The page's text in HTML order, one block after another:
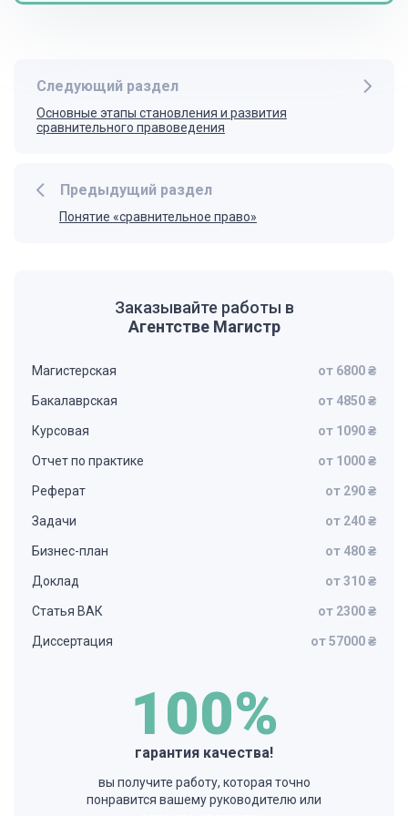
Предыдущий раздел
Понятие «сравнительное право»
Следующий раздел
Основные этапы становления и развития
сравнительного правоведения
Заказывайте работы в
Агентстве Магистр
Магистерская от 6800 ₴
Бакалаврская от 4850 ₴
Курсовая от 1090 ₴
Отчет по практике от 1000 ₴
Реферат от 290 ₴
Задачи от 240 ₴
Бизнес-план от 480 ₴
Доклад от 310 ₴
Статья ВАК от 2300 ₴
Диссертация от 57000 ₴
100%
гарантия качества!
вы получите работу, которая точно
понравится вашему руководителю или